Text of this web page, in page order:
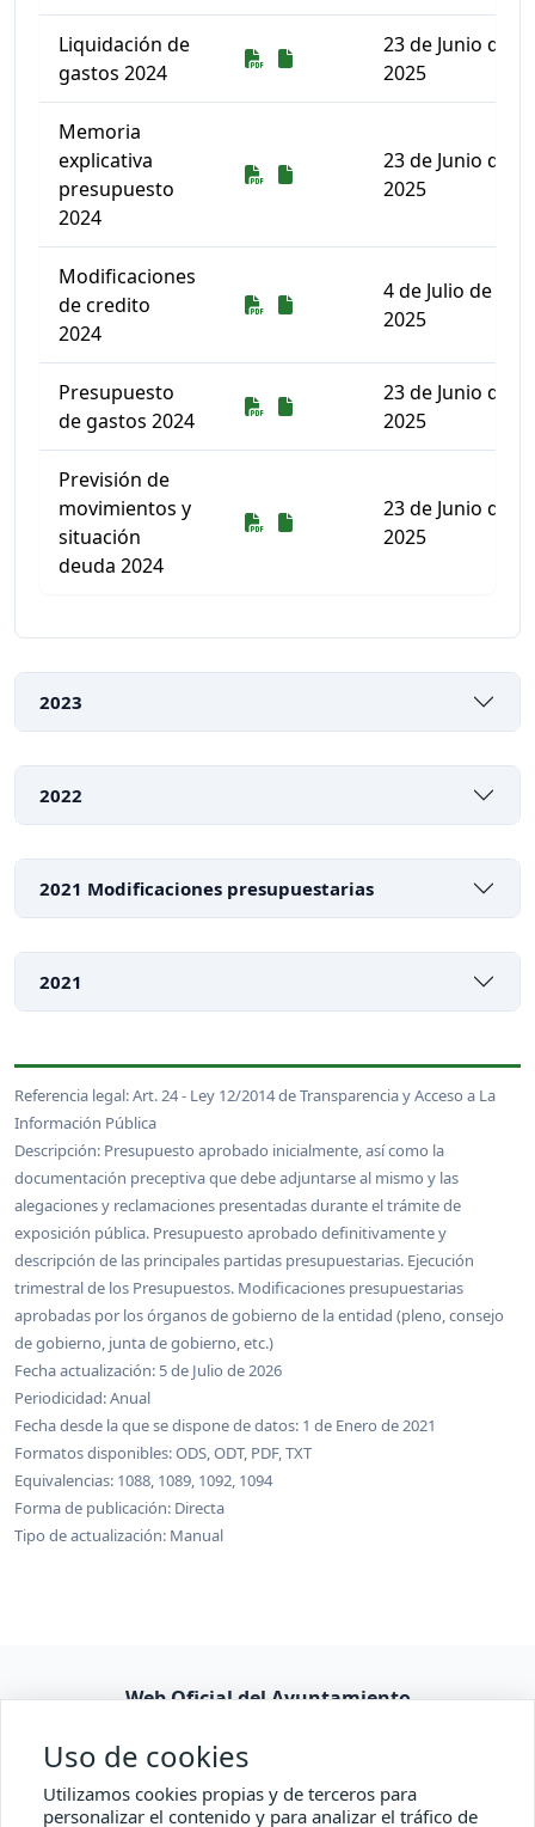
Liquidación de
gastos 2024
Descarga
Descarga
23 de Junio de
2025
Memoria
explicativa
presupuesto
2024
Descarga
Descarga
23 de Junio de
2025
Modificaciones
de credito
2024
Descarga
Descarga
4 de Julio de
2025
Presupuesto
de gastos 2024
Descarga
Descarga
23 de Junio de
2025
Previsión de
movimientos y
situación
deuda 2024
Descarga
Descarga
23 de Junio de
2025
2023
2022
2021 Modificaciones presupuestarias
2021
Referencia legal: Art. 24 - Ley 12/2014 de Transparencia y Acceso a La
Información Pública
Descripción: Presupuesto aprobado inicialmente, así como la
documentación preceptiva que debe adjuntarse al mismo y las
alegaciones y reclamaciones presentadas durante el trámite de
exposición pública. Presupuesto aprobado definitivamente y
descripción de las principales partidas presupuestarias. Ejecución
trimestral de los Presupuestos. Modificaciones presupuestarias
aprobadas por los órganos de gobierno de la entidad (pleno, consejo
de gobierno, junta de gobierno, etc.)
Fecha actualización: 5 de Julio de 2026
Periodicidad: Anual
Fecha desde la que se dispone de datos: 1 de Enero de 2021
Formatos disponibles: ODS, ODT, PDF, TXT
Equivalencias: 1088, 1089, 1092, 1094
Forma de publicación: Directa
Tipo de actualización: Manual
Web Oficial del Ayuntamiento
Consulta pública
Accesibilidad
Uso de cookies
Utilizamos cookies propias y de terceros para
personalizar el contenido y para analizar el tráfico de